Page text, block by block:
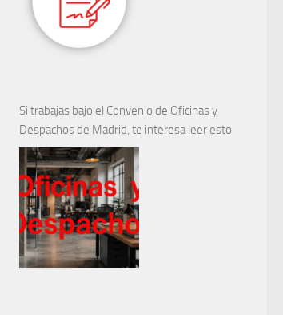
Si trabajas bajo el Convenio de Oficinas y
Despachos de Madrid, te interesa leer esto